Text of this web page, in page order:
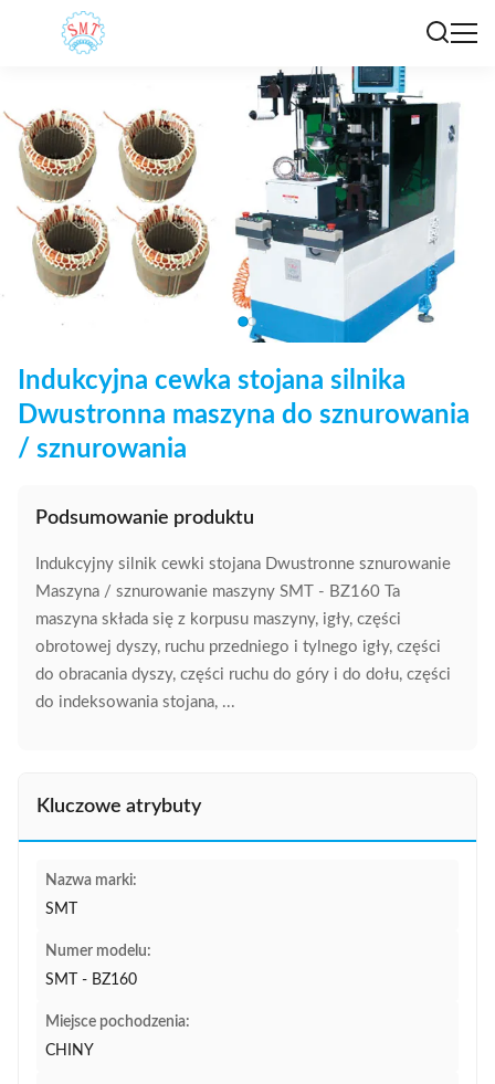
Indukcyjna cewka stojana silnika
Dwustronna maszyna do sznurowania
/ sznurowania
Podsumowanie produktu
Indukcyjny silnik cewki stojana Dwustronne sznurowanie
Maszyna / sznurowanie maszyny SMT - BZ160 Ta
maszyna składa się z korpusu maszyny, igły, części
obrotowej dyszy, ruchu przedniego i tylnego igły, części
do obracania dyszy, części ruchu do góry i do dołu, części
do indeksowania stojana, ...
Kluczowe atrybuty
Nazwa marki:
SMT
Numer modelu:
SMT - BZ160
Miejsce pochodzenia:
CHINY